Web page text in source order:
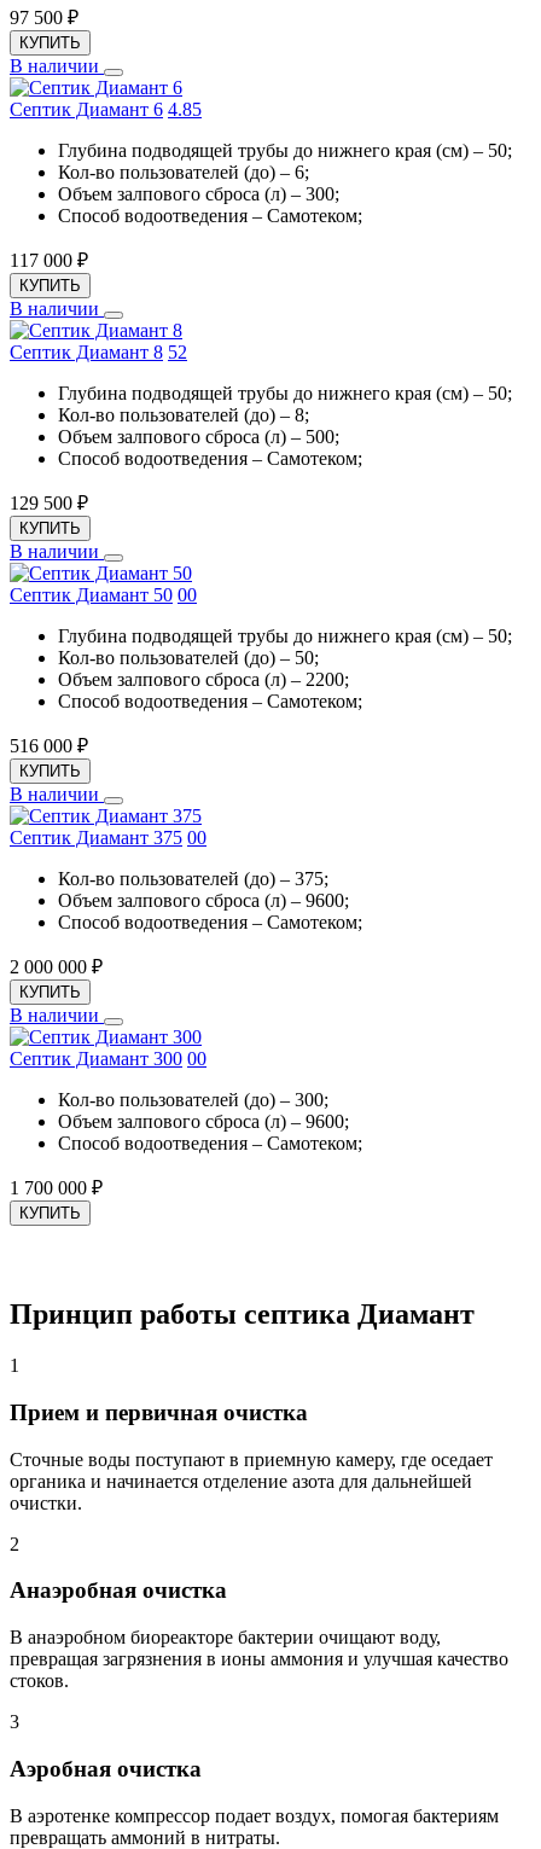
97 500 ₽
КУПИТЬ
В наличии
Септик Диамант 6 4.85
Глубина подводящей трубы до нижнего края (см) – 50;
Кол-во пользователей (до) – 6;
Объем залпового сброса (л) – 300;
Способ водоотведения – Самотеком;
117 000 ₽
КУПИТЬ
В наличии
Септик Диамант 8 52
Глубина подводящей трубы до нижнего края (см) – 50;
Кол-во пользователей (до) – 8;
Объем залпового сброса (л) – 500;
Способ водоотведения – Самотеком;
129 500 ₽
КУПИТЬ
В наличии
Септик Диамант 50 00
Глубина подводящей трубы до нижнего края (см) – 50;
Кол-во пользователей (до) – 50;
Объем залпового сброса (л) – 2200;
Способ водоотведения – Самотеком;
516 000 ₽
КУПИТЬ
В наличии
Септик Диамант 375 00
Кол-во пользователей (до) – 375;
Объем залпового сброса (л) – 9600;
Способ водоотведения – Самотеком;
2 000 000 ₽
КУПИТЬ
В наличии
Септик Диамант 300 00
Кол-во пользователей (до) – 300;
Объем залпового сброса (л) – 9600;
Способ водоотведения – Самотеком;
1 700 000 ₽
КУПИТЬ
Принцип работы септика Диамант
1
Прием и первичная очистка
Сточные воды поступают в приемную камеру, где оседает
органика и начинается отделение азота для дальнейшей
очистки.
2
Анаэробная очистка
В анаэробном биореакторе бактерии очищают воду,
превращая загрязнения в ионы аммония и улучшая качество
стоков.
3
Аэробная очистка
В аэротенке компрессор подает воздух, помогая бактериям
превращать аммоний в нитраты.